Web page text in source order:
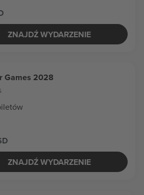
ZNAJDŹ WYDARZENIE
Games 2028
ZNAJDŹ WYDARZENIE